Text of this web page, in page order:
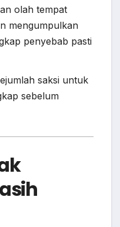
olah tempat
mengumpulkan
penyebab pasti
saksi untuk
sebelum